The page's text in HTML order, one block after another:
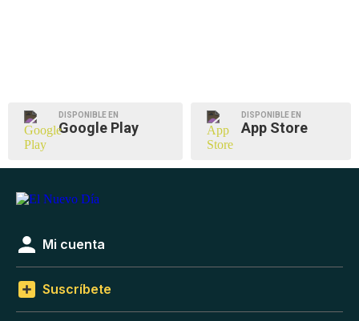
DISPONIBLE EN
Google Play
DISPONIBLE EN
App Store
Mi cuenta
Suscríbete